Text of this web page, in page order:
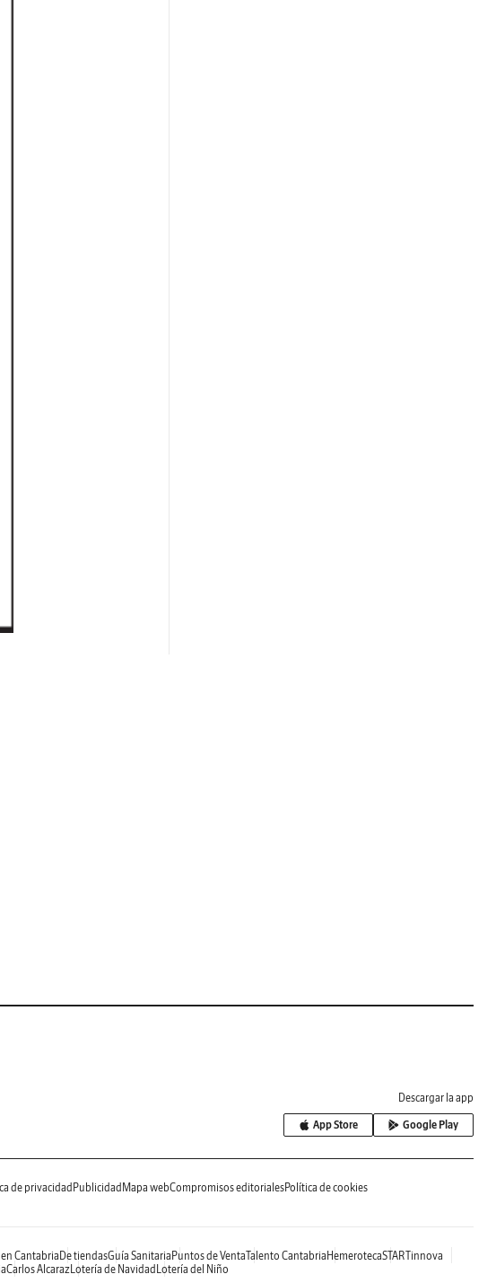
Descargar la app
App Store Google Play
de privacidadPublicidadMapa webCompromisos editorialesPolítica de cookies
CantabriaDe tiendasGuía SanitariaPuntos de VentaTalento CantabriaHemerotecaSTARTinnova
Carlos AlcarazLotería de NavidadLotería del Niño